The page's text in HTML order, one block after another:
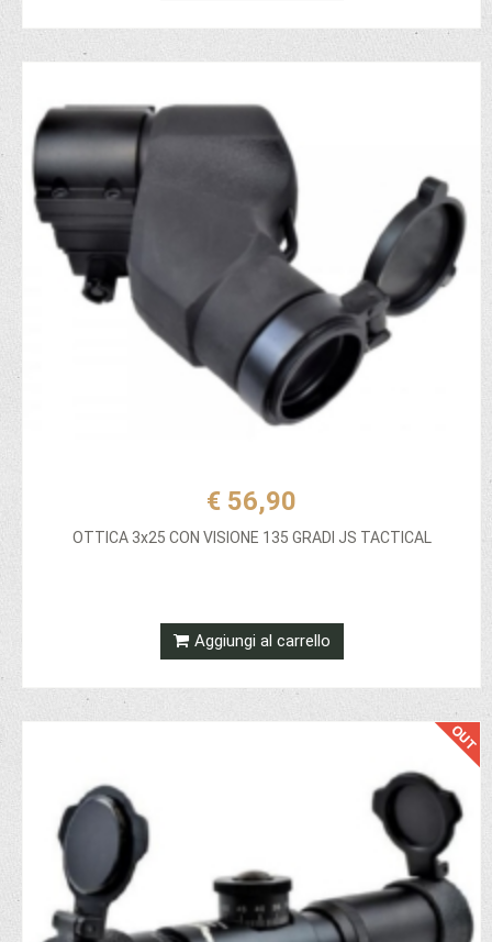
€ 56,90
OTTICA 3x25 CON VISIONE 135 GRADI JS TACTICAL
Aggiungi al carrello